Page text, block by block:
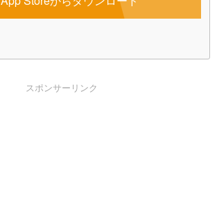
スポンサーリンク